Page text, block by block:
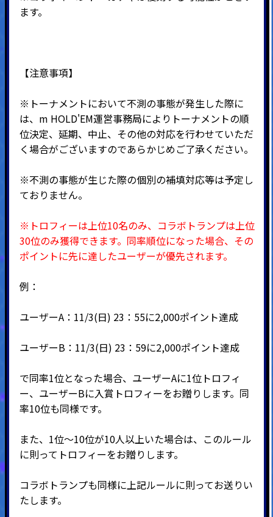
ます。
【注意事項】
※トーナメントにおいて不測の事態が発生した際に
は、m HOLD'EM運営事務局によりトーナメントの順
位決定、延期、中止、その他の対応を行わせていただ
く場合がございますのであらかじめご了承ください。
※不測の事態が生じた際の個別の補填対応等は予定し
ておりません。
※トロフィーは上位10名のみ、コラボトランプは上位
30位のみ獲得できます。 同率順位になった場合、その
ポイントに先に達したユーザーが優先されます。
例：
ユーザーA：11/3(日) 23：55に2,000ポイント達成
ユーザーB：11/3(日) 23：59に2,000ポイント達成
で同率1位となった場合、ユーザーAに1位トロフィ
ー、ユーザーBに入賞トロフィーをお贈りします。同
率10位も同様です。
また、1位～10位が10人以上いた場合は、このルール
に則ってトロフィーをお贈りします。
コラボトランプも同様に上記ルールに則ってお送りい
たします。